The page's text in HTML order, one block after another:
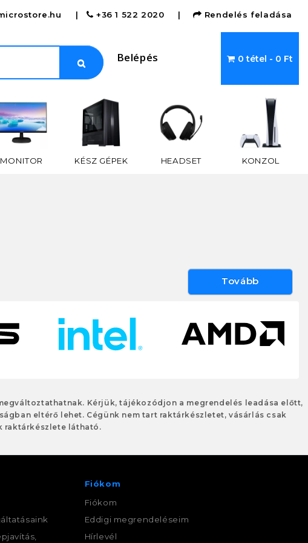
| +36 1 522 2020 | Rendelés feladása
Belépés 0 tétel - 0 Ft
MONITOR KÉSZ GÉPEK HEADSET KONZOL
Tovább
Kérjük, tájékozódjon a megrendelés leadása előtt,
eltérő lehet. Cégünk nem tart raktárkészletet, vásárlás csak
raktárkészlete látható.
Fiókom
Fiókom
Eddigi megrendeléseim
Hírlevél